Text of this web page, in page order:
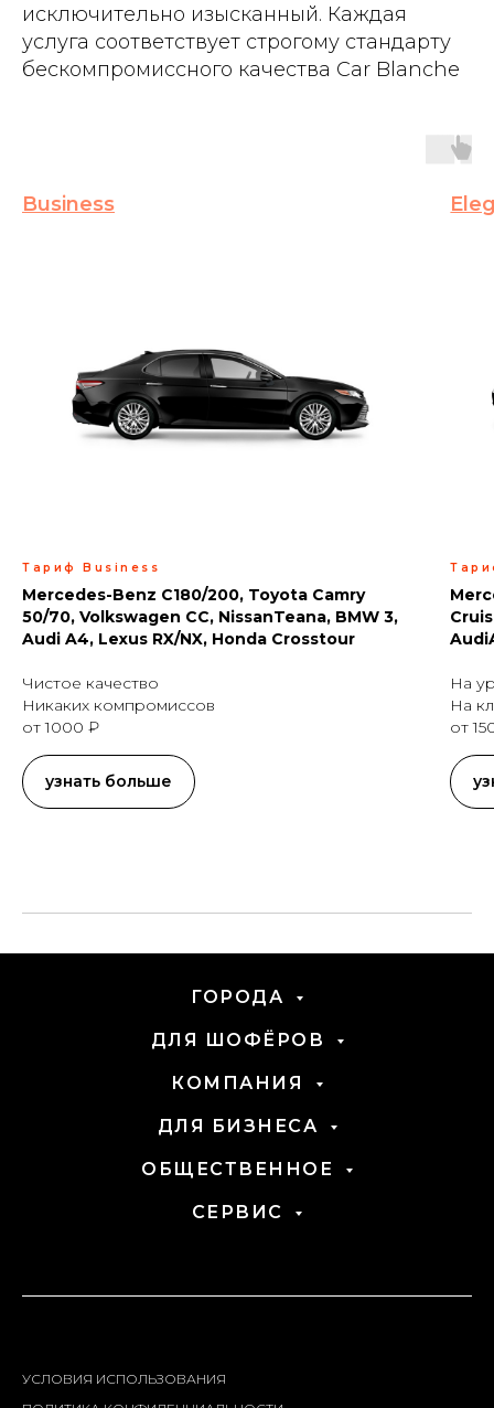
исключительно изысканный. Каждая
услуга соответствует строгому стандарту
бескомпромиссного качества Car Blanche
Business
Тариф Business
Mercedes-Benz C180/200, Toyota Camry
50/70, Volkswagen CC, NissanTeana, BMW 3,
Audi A4, Lexus RX/NX, Honda Crosstour
Чистое качество
Никаких компромиссов
от 1000 ₽
узнать больше
На
На
от
ГОРОДА
ДЛЯ ШОФЁРОВ
КОМПАНИЯ
ДЛЯ БИЗНЕСА
ОБЩЕСТВЕННОЕ
СЕРВИС
УСЛОВИЯ ИСПОЛЬЗОВАНИЯ